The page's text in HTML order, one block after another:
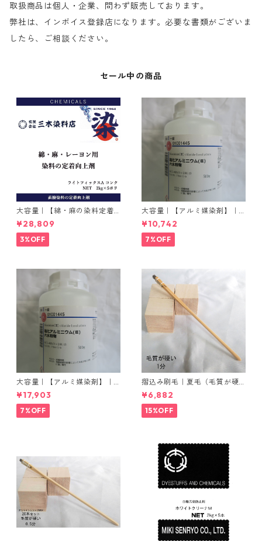
取扱商品は個人・企業、問わず販売しております。
弊社は、インボイス登録店になります。必要な書類がございま
したら、ご相談ください。
セール中の商品
大容量｜【綿・麻の染料定着
向上剤】｜2kg×5本｜ライト
フィックスAコンク
¥28,809
3%OFF
大容量｜【アルミ媒染剤】｜5
00g−3本入り｜塩化アルミニ
ウム
¥10,742
7%OFF
大容量｜【アルミ媒染剤】｜5
00g−5本入り｜塩化アルミニ
ウム
¥17,903
7%OFF
摺込み刷毛｜夏毛（毛質が硬
い）1分｜16本入り＊1セット
¥6,882
15%OFF